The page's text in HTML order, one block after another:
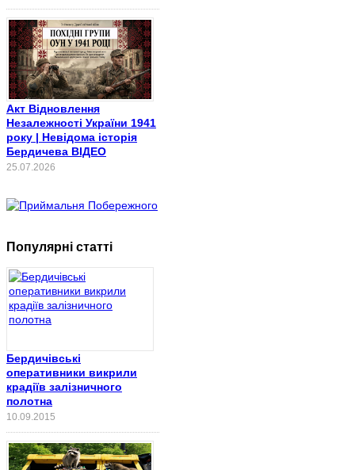
Акт Відновлення
Незалежності України 1941
року | Невідома історія
Бердичева ВІДЕО
25.07.2026
Популярні статті
Бердичівські
оперативники викрили
крадіїв залізничного
полотна
10.09.2015